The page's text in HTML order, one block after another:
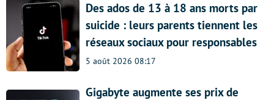
Des ados de 13 à 18 ans morts par
suicide : leurs parents tiennent les
réseaux sociaux pour responsables
5 août 2026 08:17
Gigabyte augmente ses prix de